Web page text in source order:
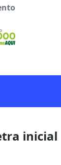
inicial